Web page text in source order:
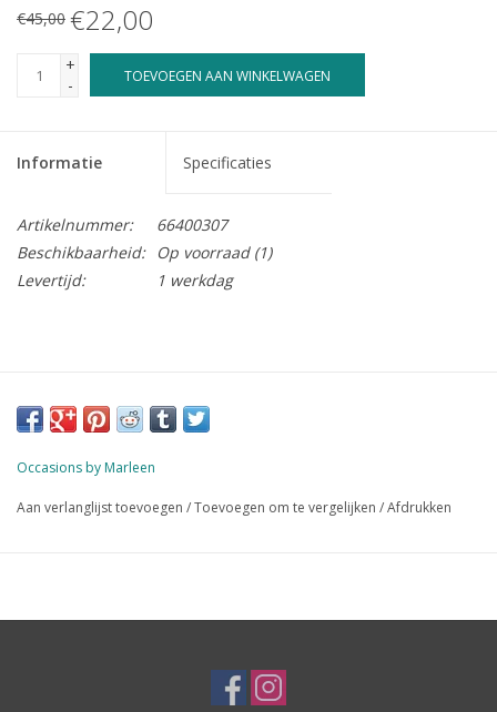
€45,00 €22,00
+
-
TOEVOEGEN AAN WINKELWAGEN
Informatie Specificaties
Artikelnummer:
66400307
Beschikbaarheid:
Op voorraad(1)
Levertijd:
1 werkdag
Occasions by Marleen
Aan verlanglijst toevoegen /Toevoegen om te vergelijken /Afdrukken